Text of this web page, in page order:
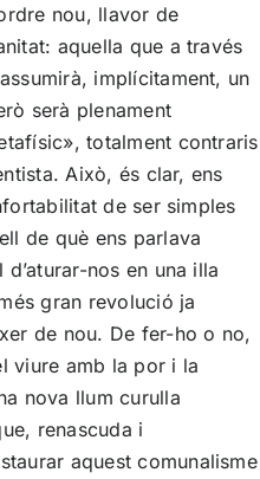
nou, llavor de
aquella que a través
implícitament, un
serà plenament
totalment contraris
Això, és clar, ens
de ser simples
de què ens parlava
nos en una illa
gran revolució ja
de nou. De fer-ho o no,
viure amb la por i la
nova llum curulla
renascuda i
aquest comunalisme